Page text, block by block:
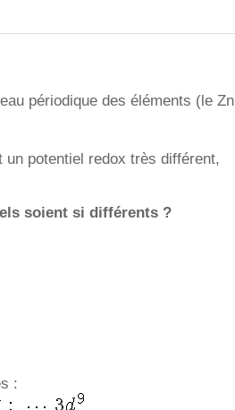
périodique des éléments (le Zn
un potentiel redox très différent,
soient si différents ?
: